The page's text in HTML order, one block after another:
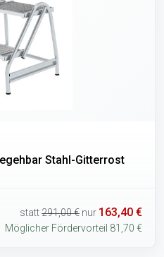
Stahl-Gitterrost
statt291,00 € nur 163,40 €
Möglicher Fördervorteil 81,70 €